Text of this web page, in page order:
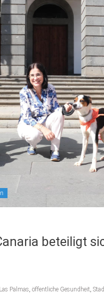
beteiligt
Las Palmas öffentliche Gesundheit